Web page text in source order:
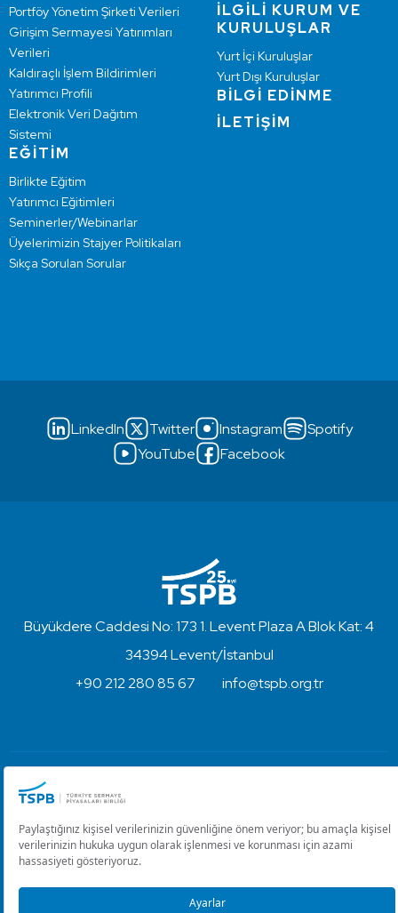
Portföy Yönetim Şirketi Verileri
Girişim Sermayesi Yatırımları
Verileri
Kaldıraçlı İşlem Bildirimleri
Yatırımcı Profili
Elektronik Veri Dağıtım
Sistemi
EĞİTİM
Birlikte Eğitim
Yatırımcı Eğitimleri
Seminerler/Webinarlar
Üyelerimizin Stajyer Politikaları
Sıkça Sorulan Sorular
İLGİLİ KURUM VE
KURULUŞLAR
Yurt İçi Kuruluşlar
Yurt Dışı Kuruluşlar
BİLGİ EDİNME
İLETİŞİM
LinkedIn Twitter Instagram
Spotify
YouTube
Facebook
Büyükdere Caddesi No: 173 1. Levent Plaza A Blok Kat: 4
34394 Levent/İstanbul
+90 212 280 85 67
info@tspb.org.tr
Kullanım Koşulları ve Gizlilik
Çerez Ayarlarını Düzenle